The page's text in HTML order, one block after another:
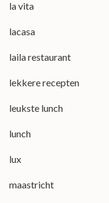
la vita
lacasa
laila restaurant
lekkere recepten
leukste lunch
lunch
lux
maastricht